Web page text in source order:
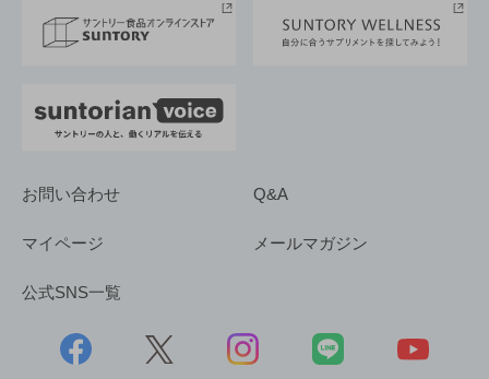
採用情報
お問い合わせ Q&A
マイページ メールマガジン
公式SNS一覧